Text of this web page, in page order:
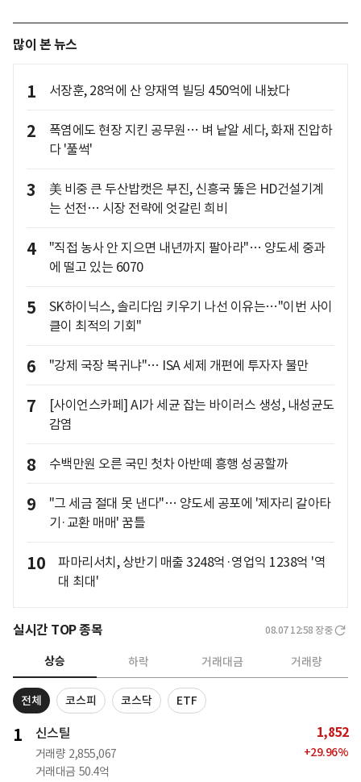
많이 본 뉴스
1 서장훈, 28억에 산 양재역 빌딩 450억에 내놨다
2
폭염에도 현장 지킨 공무원… 벼 낱알 세다, 화재 진압하
다 '풀썩'
3
美 비중 큰 두산밥캣은 부진, 신흥국 뚫은 HD건설기계
는 선전… 시장 전략에 엇갈린 희비
4
"직접 농사 안 지으면 내년까지 팔아라"… 양도세 중과
에 떨고 있는 6070
5
SK하이닉스, 솔리다임 키우기 나선 이유는…"이번 사이
클이 최적의 기회"
6 "강제 국장 복귀냐"… ISA 세제 개편에 투자자 불만
7
[사이언스카페] AI가 세균 잡는 바이러스 생성, 내성균도
감염
8 수백만원 오른 국민 첫차 아반떼 흥행 성공할까
9
"그 세금 절대 못 낸다"… 양도세 공포에 '제자리 갈아타
기·교환 매매' 꿈틀
10
파마리서치, 상반기 매출 3248억·영업익 1238억 '역
대 최대'
실시간 TOP 종목 08.07 12:58 장중
상승 하락 거래대금 거래량
전체 코스피 코스닥 ETF
1 신스틸
거래량 2,855,067
거래대금 50.4억
1,852
+29.96%